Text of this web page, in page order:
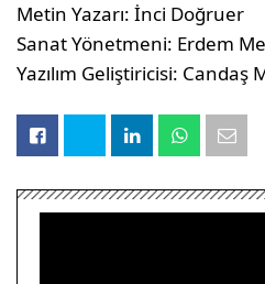
Metin Yazarı: İnci Doğruer
Sanat Yönetmeni: Erdem
Yazılım Geliştiricisi: Candaş